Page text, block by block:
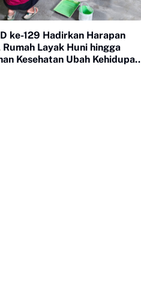
ke-129 Hadirkan Harapan
Rumah Layak Huni hingga
Kesehatan Ubah Kehidupan